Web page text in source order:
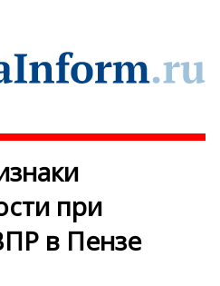
при
в Пензе